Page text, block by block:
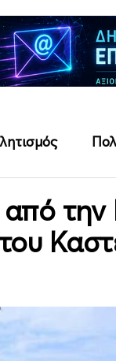
από